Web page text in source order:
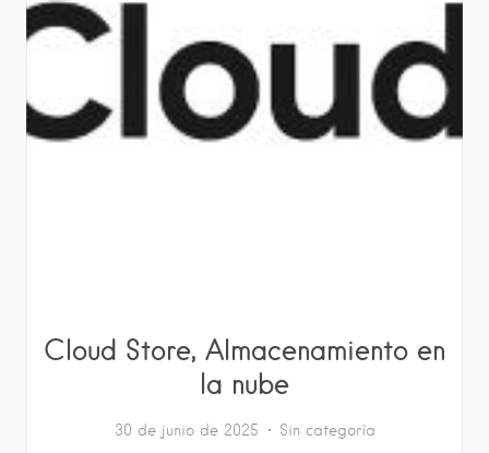
Cloud Store, Almacenamiento en
la nube
30 de junio de 2025 Sin categoría